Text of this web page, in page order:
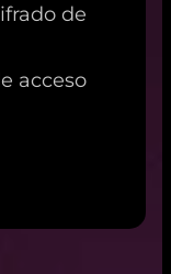
de
acceso